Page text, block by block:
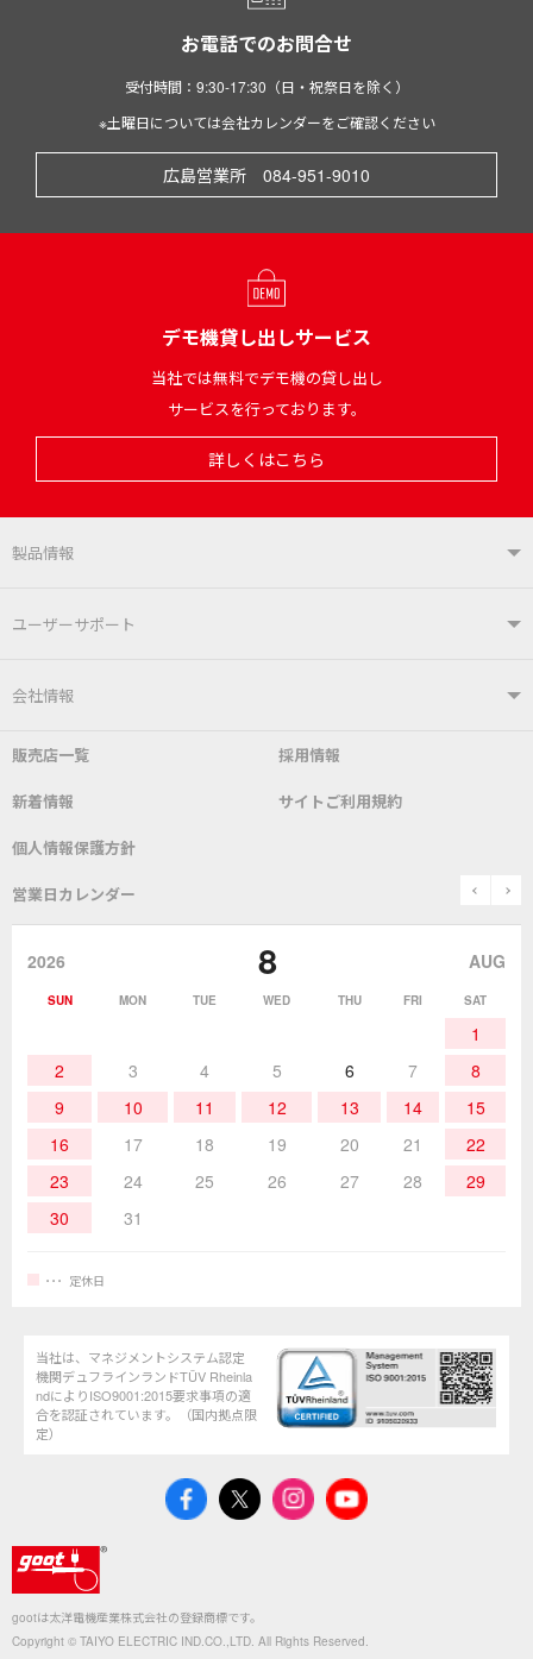
お電話でのお問合せ
受付時間：9:30-17:30（日・祝祭日を除く）
※土曜日については会社カレンダーをご確認ください
広島営業所 084-951-9010
デモ機貸し出しサービス
当社では無料でデモ機の貸し出し
サービスを行っております。
詳しくはこちら
製品情報
製品情報TOP
はんだ付けシステム
こて先 自動はんだ送り装置
表面実装/SMT関連
作業環境／材料
ユーザーサポート
ユーザーサポートTOP
よくあるご質問 デモ機貸し出しサービス
SDS(MSDS)製品
取扱説明書
該非説明発行の申込み
会社情報
会社概要 社長あいさつ
グットのあゆみ
販売店一覧 採用情報
新着情報 サイトご利用規約
個人情報保護方針
営業日カレンダー prev
2026 8 AUG
SUN MON TUE WED THU FRI SAT
1
2
3 4 5 6 7
8
9
10 11 12 13 14
15
16
17 18 19 20 21
22
23
24 25 26 27 28
29
30
31
定休日
当社は、マネジメントシステム認定
機関デュフラインランドTÜV Rheinla
ndによりISO9001:2015要求事項の適
合を認証されています。（国内拠点限
定）
gootは太洋電機産業株式会社の登録商標です。
Copyright © TAIYO ELECTRIC IND.CO.,LTD. All Rights Reserved.